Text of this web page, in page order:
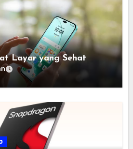
Layar yang Sehat